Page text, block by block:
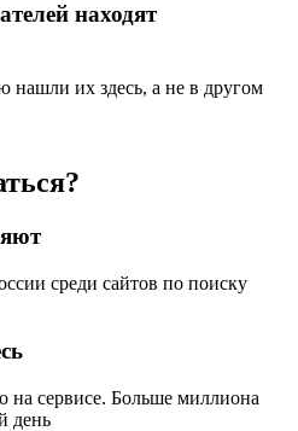
находят
нашли их здесь, а не в другом
среди сайтов по поиску
на сервисе. Больше миллиона
день